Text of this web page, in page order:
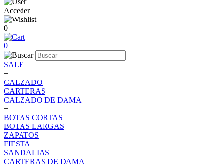
Acceder
0
0
SALE
+
CALZADO
CARTERAS
CALZADO DE DAMA
+
BOTAS CORTAS
BOTAS LARGAS
ZAPATOS
FIESTA
SANDALIAS
CARTERAS DE DAMA